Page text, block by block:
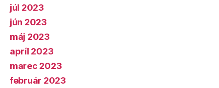
júl 2023
jún 2023
máj 2023
apríl 2023
marec 2023
február 2023